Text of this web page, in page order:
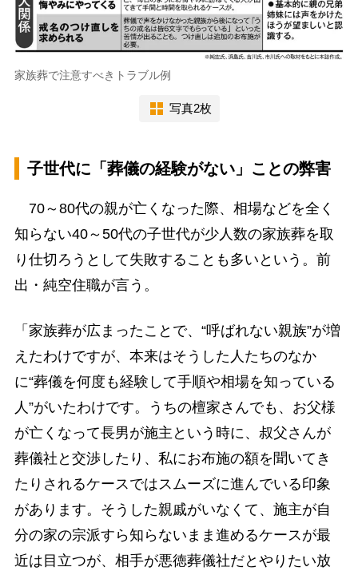
家族葬で注意すべきトラブル例
写真2枚
子世代に「葬儀の経験がない」ことの弊害
70～80代の親が亡くなった際、相場などを全く
知らない40～50代の子世代が少人数の家族葬を取
り仕切ろうとして失敗することも多いという。前
出・純空住職が言う。
「家族葬が広まったことで、“呼ばれない親族”が増
えたわけですが、本来はそうした人たちのなか
に“葬儀を何度も経験して手順や相場を知っている
人”がいたわけです。うちの檀家さんでも、お父様
が亡くなって長男が施主という時に、叔父さんが
葬儀社と交渉したり、私にお布施の額を聞いてき
たりされるケースではスムーズに進んでいる印象
があります。そうした親戚がいなくて、施主が自
分の家の宗派すら知らないまま進めるケースが最
近は目立つが、相手が悪徳葬儀社だとやりたい放